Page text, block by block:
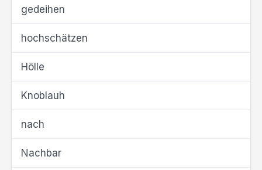
gedeihen
hochschätzen
Hölle
Knoblauh
nach
Nachbar